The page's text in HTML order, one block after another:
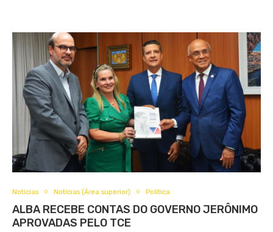
Notícias Notícias (Área superior) Política
ALBA RECEBE CONTAS DO GOVERNO JERÔNIMO
APROVADAS PELO TCE